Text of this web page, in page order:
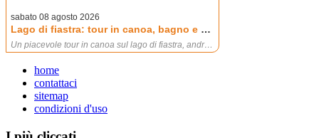
home
contattaci
sitemap
condizioni d'uso